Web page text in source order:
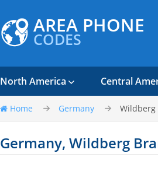
AREA PHONE
CODES
North America Central
Home Germany
Germany, Wildberg